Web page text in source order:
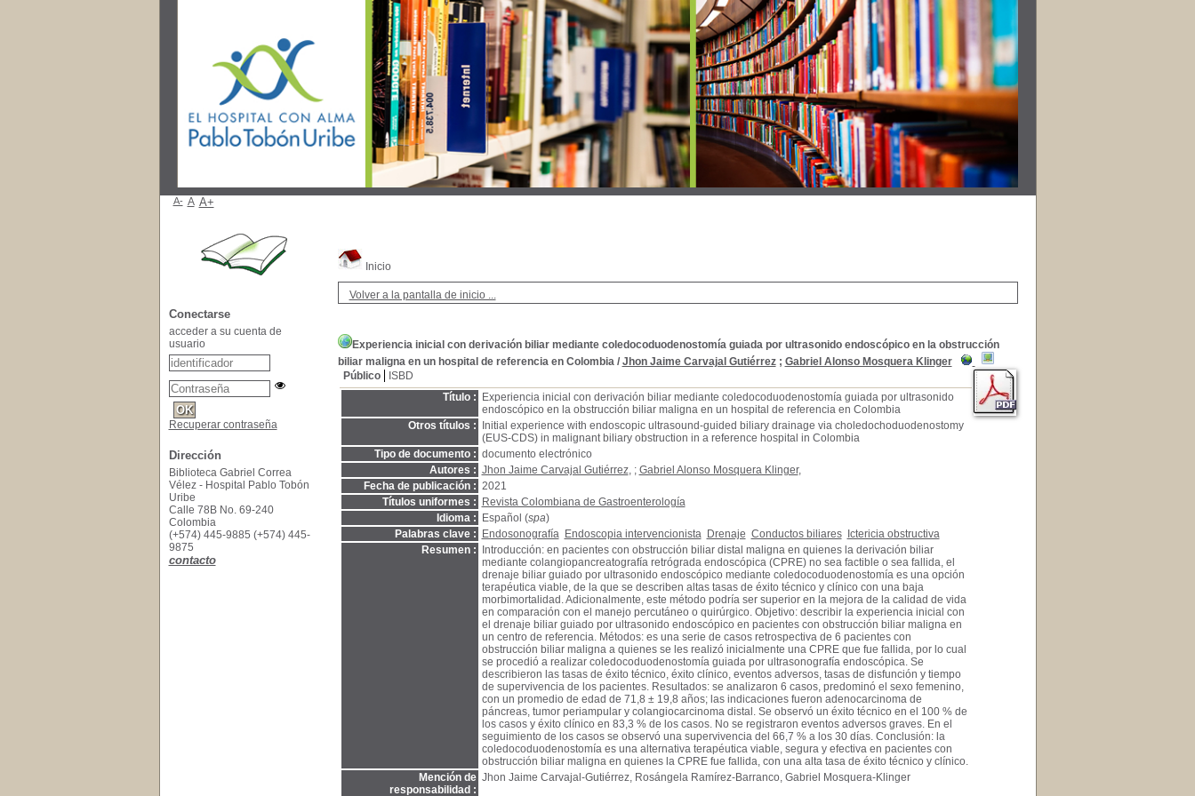
Inicio
Volver a la pantalla de inicio ...
Experiencia inicial con derivación biliar mediante coledocoduodenostomía guiada por ultrasonido endoscópico en la obstrucción
biliar maligna en un hospital de referencia en Colombia/ Jhon Jaime Carvajal Gutiérrez; Gabriel Alonso Mosquera Klinger
Público
ISBD
Título :
Experiencia inicial con derivación biliar mediante coledocoduodenostomía guiada por ultrasonido
endoscópico en la obstrucción biliar maligna en un hospital de referencia en Colombia
Otros títulos :
Initial experience with endoscopic ultrasound-guided biliary drainage via choledochoduodenostomy
(EUS-CDS) in malignant biliary obstruction in a reference hospital in Colombia
Tipo de documento : documento electrónico
Autores : Jhon Jaime Carvajal Gutiérrez, ; Gabriel Alonso Mosquera Klinger,
Fecha de publicación : 2021
Títulos uniformes :
Revista Colombiana de Gastroenterología
Idioma :
Español (spa)
Palabras clave :
Endosonografía Endoscopia intervencionista Drenaje Conductos biliares
Ictericia obstructiva
Resumen :
Introducción: en pacientes con obstrucción biliar distal maligna en quienes la derivación biliar
mediante colangiopancreatografía retrógrada endoscópica (CPRE) no sea factible o sea fallida, el
drenaje biliar guiado por ultrasonido endoscópico mediante coledocoduodenostomía es una opción
terapéutica viable, de la que se describen altas tasas de éxito técnico y clínico con una baja
morbimortalidad. Adicionalmente, este método podría ser superior en la mejora de la calidad de vida
en comparación con el manejo percutáneo o quirúrgico. Objetivo: describir la experiencia inicial con
el drenaje biliar guiado por ultrasonido endoscópico en pacientes con obstrucción biliar maligna en
un centro de referencia. Métodos: es una serie de casos retrospectiva de 6 pacientes con
obstrucción biliar maligna a quienes se les realizó inicialmente una CPRE que fue fallida, por lo cual
se procedió a realizar coledocoduodenostomía guiada por ultrasonografía endoscópica. Se
describieron las tasas de éxito técnico, éxito clínico, eventos adversos, tasas de disfunción y tiempo
de supervivencia de los pacientes. Resultados: se analizaron 6 casos, predominó el sexo femenino,
con un promedio de edad de 71,8 ± 19,8 años; las indicaciones fueron adenocarcinoma de
páncreas, tumor periampular y colangiocarcinoma distal. Se observó un éxito técnico en el 100 % de
los casos y éxito clínico en 83,3 % de los casos. No se registraron eventos adversos graves. En el
seguimiento de los casos se observó una supervivencia del 66,7 % a los 30 días. Conclusión: la
coledocoduodenostomía es una alternativa terapéutica viable, segura y efectiva en pacientes con
obstrucción biliar maligna en quienes la CPRE fue fallida, con una alta tasa de éxito técnico y clínico.
Mención de
responsabilidad :
Jhon Jaime Carvajal-Gutiérrez, Rosángela Ramírez-Barranco, Gabriel Mosquera-Klinger
A- A A+
Conectarse
acceder a su cuenta de
usuario
Recuperar contraseña
Dirección
Biblioteca Gabriel Correa
Vélez - Hospital Pablo Tobón
Uribe
Calle 78B No. 69-240
Colombia
(+574) 445-9885 (+574) 445-
9875
contacto